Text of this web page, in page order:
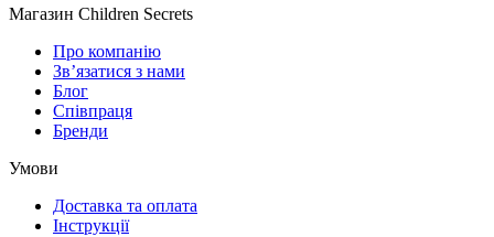
Магазин Children Secrets
Про компанію
Зв’язатися з нами
Блог
Співпраця
Бренди
Умови
Доставка та оплата
Інструкції